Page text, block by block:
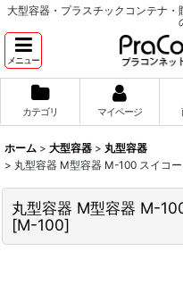
大型容器・プラスチックコンテナ
メニュー
カテゴリ マイページ
ホーム > 大型容器 > 丸型容器
> 丸型容器 M型容器 M-100 スイコ
丸型容器 M型容器 M-
[M-100]